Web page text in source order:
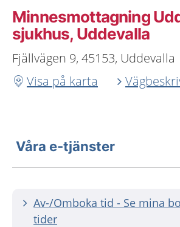
Minnesmottagning
sjukhus, Uddevalla
Fjällvägen 9, 45153, Uddevalla
Visa på karta
Våra e-tjänster
Av-/Omboka tid - Se mina
tider